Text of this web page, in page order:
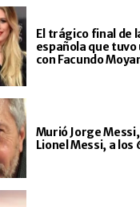
El trágico final de
española que
con Facundo
Murió Jorge
Lionel Messi, a los
ENTRETENIMIENTO
Así está hoy Silvestre
el hijo de Juana Viale
cara de Gonzalo y la
Tinayre: las fotos de
como modelo
ENTRETENIMIENTO
"Toda la guita
López y su
de cómo conquistó a
Christiansson
INTIMOS
Tras mostrar a su